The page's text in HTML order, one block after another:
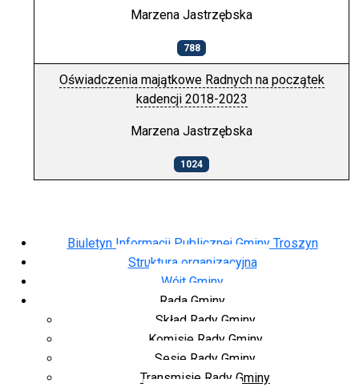
Biuletyn Informacji Publicznej Gminy Troszyn
Struktura organizacyjna
Wójt Gminy
Rada Gminy
Skład Rady Gminy
Komisje Rady Gminy
Sesje Rady Gminy
Transmisje Rady Gminy
Marzena Jastrzębska
788
Oświadczenia majątkowe Radnych na początek
kadencji 2018-2023
Marzena Jastrzębska
1024